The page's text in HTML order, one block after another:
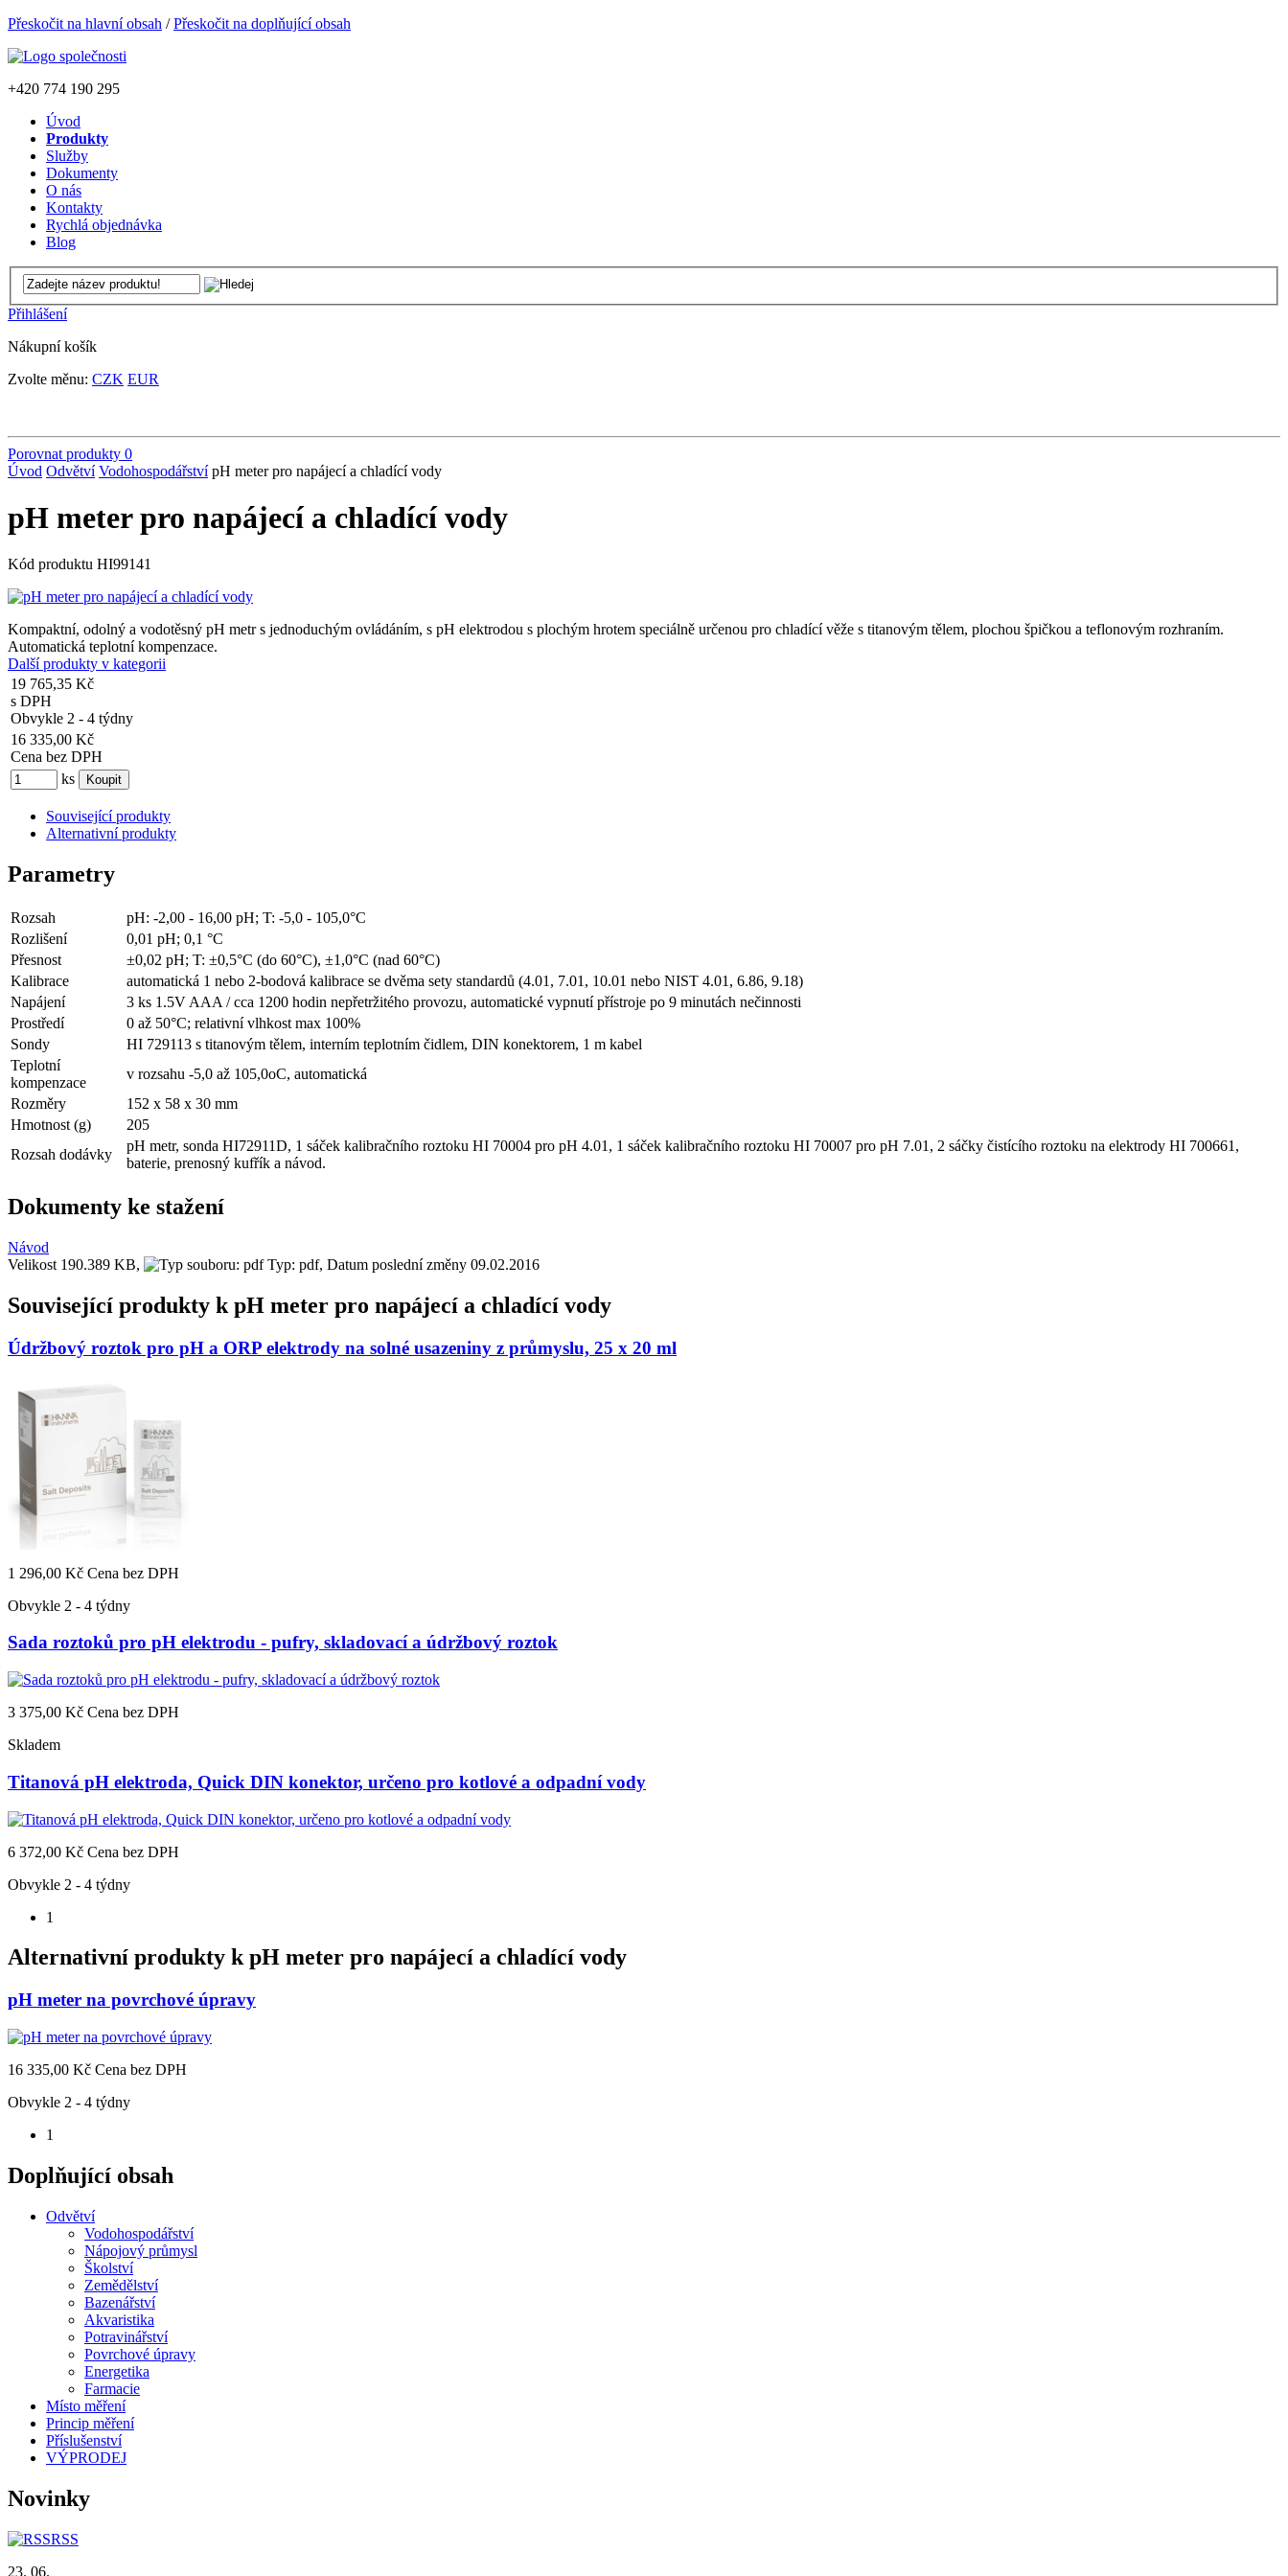
Přeskočit na hlavní obsah /Přeskočit na doplňující obsah
+420 774 190 295
Úvod
Produkty
Služby
Dokumenty
O nás
Kontakty
Rychlá objednávka
Blog
Přihlášení
Nákupní košík
Zvolte měnu: CZK EUR
Porovnat produkty 0
Úvod Odvětví Vodohospodářství pH meter pro napájecí a chladící vody
pH meter pro napájecí a chladící vody
Kód produktu HI99141
Kompaktní, odolný a vodotěsný pH metr s jednoduchým ovládáním, s pH elektrodou s plochým hrotem speciálně určenou pro chladící věže s titanovým tělem, plochou špičkou a teflonovým rozhraním.
Automatická teplotní kompenzace.
Další produkty v kategorii
19 765,35 Kč
s DPH
Obvykle 2 - 4 týdny
16 335,00 Kč
Cena bez DPH
ks
Související produkty
Alternativní produkty
Parametry
Rozsah
pH: -2,00 - 16,00 pH; T: -5,0 - 105,0°C
Rozlišení
0,01 pH; 0,1 °C
Přesnost
±0,02 pH; T: ±0,5°C (do 60°C), ±1,0°C (nad 60°C)
Kalibrace
automatická 1 nebo 2-bodová kalibrace se dvěma sety standardů (4.01, 7.01, 10.01 nebo NIST 4.01, 6.86, 9.18)
Napájení
3 ks 1.5V AAA / cca 1200 hodin nepřetržitého provozu, automatické vypnutí přístroje po 9 minutách nečinnosti
Prostředí
0 až 50°C; relativní vlhkost max 100%
Sondy
HI 729113 s titanovým tělem, interním teplotním čidlem, DIN konektorem, 1 m kabel
Teplotní
kompenzace
v rozsahu -5,0 až 105,0oC, automatická
Rozměry
152 x 58 x 30 mm
Hmotnost (g)
205
Rozsah dodávky
pH metr, sonda HI72911D, 1 sáček kalibračního roztoku HI 70004 pro pH 4.01, 1 sáček kalibračního roztoku HI 70007 pro pH 7.01, 2 sáčky čistícího roztoku na elektrody HI 700661,
baterie, prenosný kufřík a návod.
Dokumenty ke stažení
Návod
Velikost 190.389 KB,
Typ: pdf, Datum poslední změny 09.02.2016
Související produkty k pH meter pro napájecí a chladící vody
Údržbový roztok pro pH a ORP elektrody na solné usazeniny z průmyslu, 25 x 20 ml
1 296,00 Kč Cena bez DPH
Obvykle 2 - 4 týdny
Sada roztoků pro pH elektrodu - pufry, skladovací a údržbový roztok
3 375,00 Kč Cena bez DPH
Skladem
Titanová pH elektroda, Quick DIN konektor, určeno pro kotlové a odpadní vody
6 372,00 Kč Cena bez DPH
Obvykle 2 - 4 týdny
1
Alternativní produkty kpH meter pro napájecí a chladící vody
pH meter na povrchové úpravy
16 335,00 Kč Cena bez DPH
Obvykle 2 - 4 týdny
1
Doplňující obsah
Odvětví
Vodohospodářství
Nápojový průmysl
Školství
Zemědělství
Bazenářství
Akvaristika
Potravinářství
Povrchové úpravy
Energetika
Farmacie
Místo měření
Princip měření
Příslušenství
VÝPRODEJ
Novinky
RSS
23. 06.